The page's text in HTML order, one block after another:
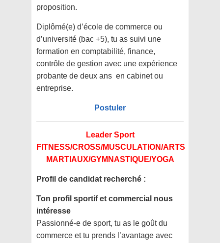
proposition.
Diplômé(e) d’école de commerce ou
d’université (bac +5), tu as suivi une
formation en comptabilité, finance,
contrôle de gestion avec une expérience
probante de deux ans en cabinet ou
entreprise.
Postuler
Leader Sport
FITNESS/CROSS/MUSCULATION/ARTS
MARTIAUX/GYMNASTIQUE/YOGA
Profil de candidat recherché :
Ton profil sportif et commercial nous
intéresse
Passionné-e de sport, tu as le goût du
commerce et tu prends l’avantage avec